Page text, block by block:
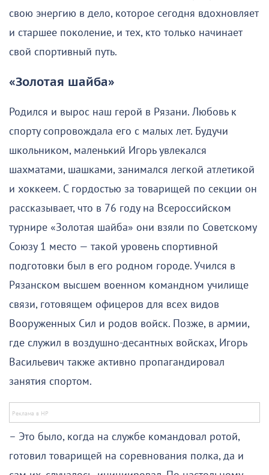
свою энергию в дело, которое сегодня вдохновляет
и старшее поколение, и тех, кто только начинает
свой спортивный путь.
«Золотая шайба»
Родился и вырос наш герой в Рязани. Любовь к
спорту сопровождала его с малых лет. Будучи
школьником, маленький Игорь увлекался
шахматами, шашками, занимался легкой атлетикой
и хоккеем. С гордостью за товарищей по секции он
рассказывает, что в 76 году на Всероссийском
турнире «Золотая шайба» они взяли по Советскому
Союзу 1 место — такой уровень спортивной
подготовки был в его родном городе. Учился в
Рязанском высшем военном командном училище
связи, готовящем офицеров для всех видов
Вооруженных Сил и родов войск. Позже, в армии,
где служил в воздушно-десантных войсках, Игорь
Васильевич также активно пропагандировал
занятия спортом.
– Это было, когда на службе командовал ротой,
готовил товарищей на соревнования полка, да и